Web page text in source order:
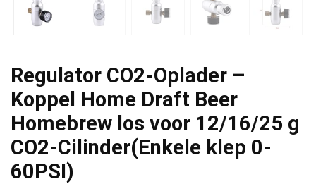
Regulator CO2-Oplader –
Koppel Home Draft Beer
Homebrew los voor 12/16/25 g
CO2-Cilinder(Enkele klep 0-
60PSI)